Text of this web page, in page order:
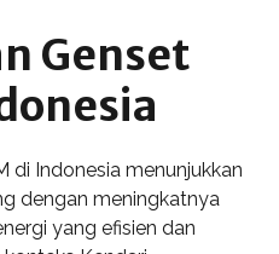
Genset
di Indonesia menunjukkan
dengan meningkatnya
yang efisien dan